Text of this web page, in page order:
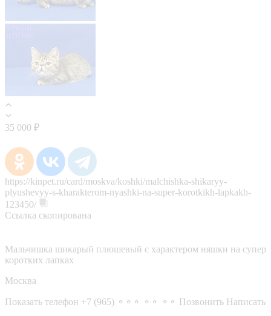
35 000 ₽
https://kinpet.ru/card/moskva/koshki/malchishka-shikaryy-
plyushevyy-s-kharakterom-nyashki-na-super-korotkikh-lapkakh-
123450/
Ссылка скопирована
Мальчишка шикарый плюшевый с характером няшки на супер
коротких лапках
Москва
Показать телефон +7 (965) ⚬⚬⚬ ⚬⚬ ⚬⚬ Позвонить Написать